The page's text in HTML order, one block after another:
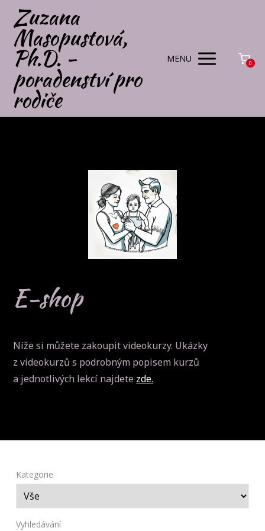
Zuzana
Masopustová,
Ph.D. -
poradenství pro
rodiče
MENU 0
E-shop
Níže si můžete zakoupit videokurzy. Ukázky
z videokurzů s podrobným popisem kurzů
a jednotlivých lekcí najdete zde.
Kategorie
Vyhledávání